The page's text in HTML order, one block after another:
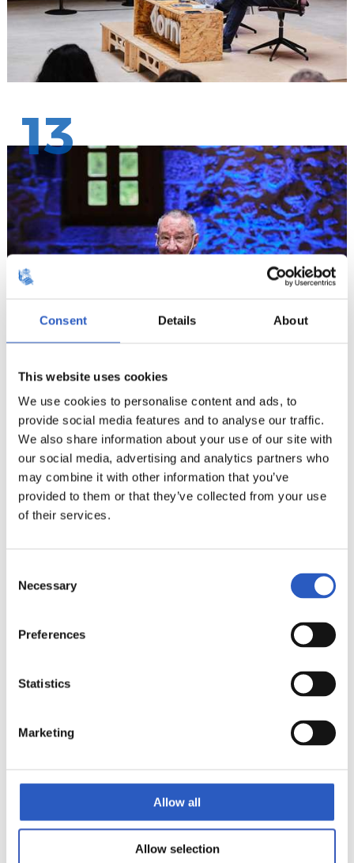
Consent Details About
This website uses cookies
We use cookies to personalise content and ads, to
provide social media features and to analyse our traffic.
We also share information about your use of our site with
our social media, advertising and analytics partners who
may combine it with other information that you’ve
provided to them or that they’ve collected from your use
of their services.
Selection
Necessary
Preferences
Statistics
Marketing
Allow all
Allow selection
13
14
15